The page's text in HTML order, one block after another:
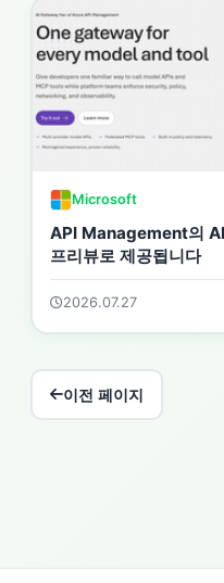
Microsoft
API Management의
프리뷰로 제공됩니다
2026.07.27
이전 페이지